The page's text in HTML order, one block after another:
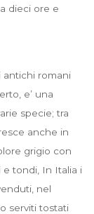
dieci ore e
antichi romani
e’ una
specie; tra
anche in
grigio con
e tondi, In Italia i
nel
serviti tostati